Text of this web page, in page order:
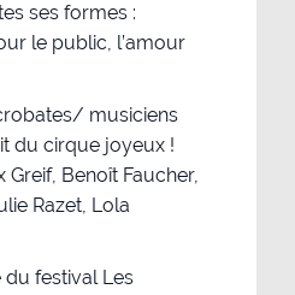
ses formes :
le public, l’amour
musiciens
du cirque joyeux !
Benoît Faucher,
Razet, Lola
festival Les